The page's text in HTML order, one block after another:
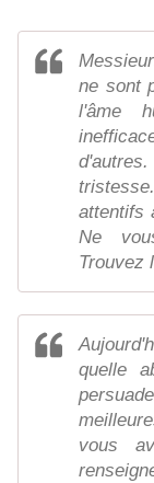
ne sont
l'âme
attentifs
Ne
Trouvez
quelle
vous